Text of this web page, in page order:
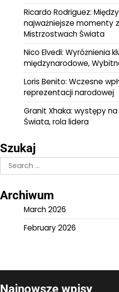
Ricardo Rodriguez:
najważniejsze momenty z
Mistrzostwach Świata
Nico Elvedi: Wyróżnienia
międzynarodowe,
Loris Benito: Wczesne
reprezentacji narodowej
Granit Xhaka: występy na
Świata, rola lidera
Szukaj
Search
for:
Archiwum
March 2026
February 2026
Najnowsze wpisy